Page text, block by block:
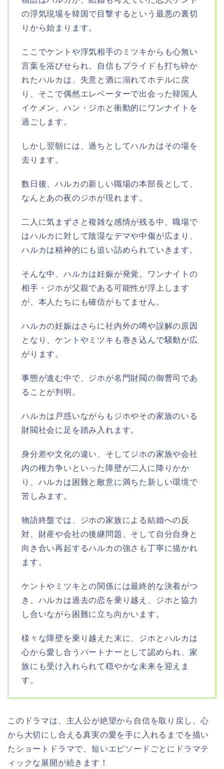
の浮気現場を韓国で目撃するという最悪の裏切
りから始まります。
ここでケントや浮気相手のミツキからも心無い
言葉を浴びせられ、自信もプライドも打ち砕か
れたハルカは、失意と酒に溺れてホテルに戻
り、そこで偶然エレベーターで出会った韓国人
イケメン、ハン・ジホと衝動的にワンナイトを
過ごします。
しかし翌朝には、過ちとしてハルカはその場を
去ります。
数日後、ハルカの新しい職場の本部長として、
なんとあの夜のジホが現れます。
二人に気まずさと複雑な感情が残る中、職場で
はハルカに対して陰湿なデマや中傷が広まり、
ハルカは精神的にも追い詰められていきます。
そんな中、ハルカは妊娠が発覚。ワンナイトの
相手・ジホが父親である可能性が浮上します
が、本人たちにも確信がもてません。
ハルカの妊娠はさらに社内外の噂や誤解の原因
となり、ケントやミツキも巻き込んで騒動が広
がります。
事態が進む中で、ジホが名門財閥の御曹司であ
ることが判明。
ハルカは戸惑いながらもジホやその家族のいる
財閥社会に足を踏み入れます。
身分差や文化の違い、そしてジホの家族や会社
内の権力争いといった障壁が二人に降りかか
り、ハルカは困難と敵意に満ちた新しい環境で
苦しみます。
物語終盤では、ジホの家族による結婚への反
対、財産や会社の後継問題、そして自分自身と
向き合い再起するハルカの強さも丁寧に描かれ
ます。
ケントやミツキとの関係には最終的な決着がつ
き、ハルカは過去の恋を乗り越え、ジホと協力
し合いながら困難に立ち向かいます。
様々な障壁を乗り越えた末に、ジホとハルカは
心から愛し合うパートナーとして認められ、家
族にも受け入れられて穏やかな未来を迎えま
す。
このドラマは、主人公が絶望から自信を取り戻し、心
から大切にし合える真実の愛を手に入れるまでを描い
たショートドラマで、短いエピソードごとにドラマテ
ィックな展開が続きます！